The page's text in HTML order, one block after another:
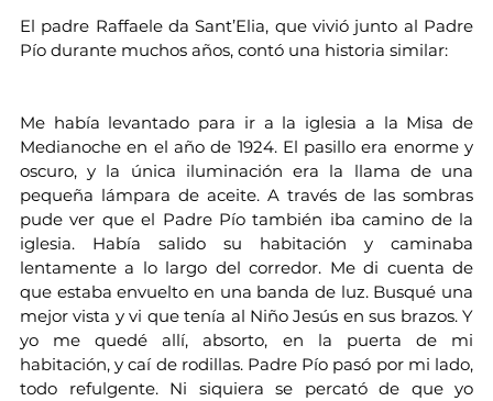
El padre Raffaele da Sant’Elia, que vivió junto al Padre
Pío durante muchos años, contó una historia similar:
Me había levantado para ir a la iglesia a la Misa de
Medianoche en el año de 1924. El pasillo era enorme y
oscuro, y la única iluminación era la llama de una
pequeña lámpara de aceite. A través de las sombras
pude ver que el Padre Pío también iba camino de la
iglesia. Había salido su habitación y caminaba
lentamente a lo largo del corredor. Me di cuenta de
que estaba envuelto en una banda de luz. Busqué una
mejor vista y vi que tenía al Niño Jesús en sus brazos. Y
yo me quedé allí, absorto, en la puerta de mi
habitación, y caí de rodillas. Padre Pío pasó por mi lado,
todo refulgente. Ni siquiera se percató de que yo